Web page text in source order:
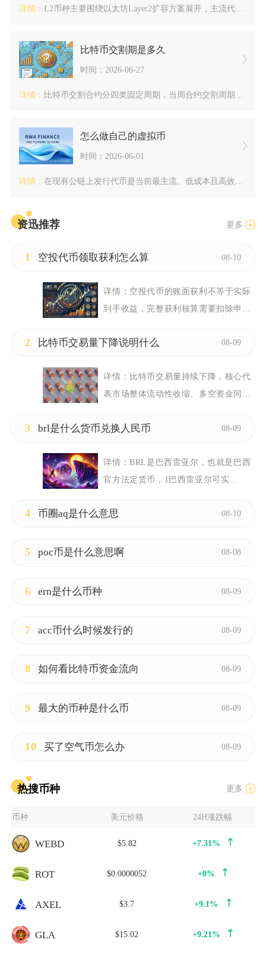
详情： L2币种主要围绕以太坊Layer2扩容方案展开，主流代币包括...
比特币交割期是多久
时间：2026-06-27
详情： 比特币交割合约分四类固定周期，当周合约交割周期7天、次周合约...
怎么做自己的虚拟币
时间：2026-06-01
详情： 在现有公链上发行代币是当前最主流、低成本且高效的虚拟币创建方...
资迅推荐 更多
1 空投代币领取获利怎么算 08-10
详情： 空投代币的账面获利不等于实际
到手收益，完整获利核算需要扣除申...
2 比特币交易量下降说明什么 08-09
详情： 比特币交易量持续下降，核心代
表市场整体流动性收缩、多空资金同...
3 brl是什么货币兑换人民币 08-09
详情：BRL是巴西雷亚尔，也就是巴西
官方法定货币，1巴西雷亚尔可实...
4 币圈aq是什么意思 08-10
5 poc币是什么意思啊 08-08
6 ern是什么币种 08-09
7 acc币什么时候发行的 08-09
8 如何看比特币资金流向 08-09
9 最大的币种是什么币 08-09
10 买了空气币怎么办 08-09
热搜币种 更多
币种 美元价格 24H涨跌幅
WEBD $5.82 +7.31%
ROT $0.0000052 +0%
AXEL $3.7 +9.1%
GLA $15.02 +9.21%